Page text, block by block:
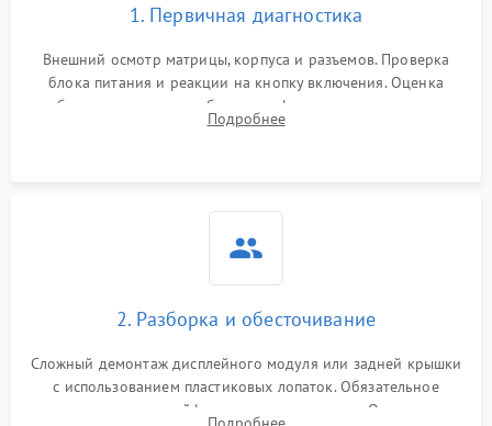
1. Первичная диагностика
Внешний осмотр матрицы, корпуса и разъемов. Проверка
блока питания и реакции на кнопку включения. Оценка
изображения, звука и работы периферии для сужения круга
возможных неисправностей перед вскрытием.
Подробнее
2. Разборка и обесточивание
Сложный демонтаж дисплейного модуля или задней крышки
с использованием пластиковых лопаток. Обязательное
отключение шлейфов матрицы и питания. Очистка